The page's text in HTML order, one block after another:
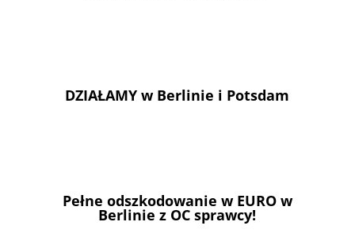
DZIAŁAMY w Berlinie i Potsdam
Pełne odszkodowanie w EURO w
Berlinie z OC sprawcy!